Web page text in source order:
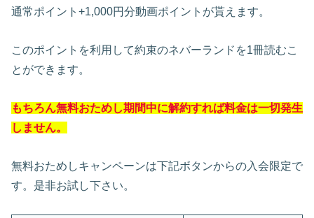
通常ポイント+1,000円分動画ポイントが貰えます。
このポイントを利用して約束のネバーランドを1冊読むこ
とができます。
もちろん無料おためし期間中に解約すれば料金は一切発生
しません。
無料おためしキャンペーンは下記ボタンからの入会限定で
す。是非お試し下さい。